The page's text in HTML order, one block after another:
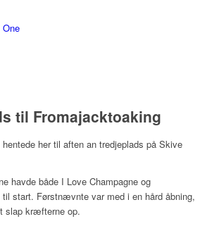
til Fromajacktoaking
her til aften an tredjeplads på Skive
havde både I Love Champagne og
til start. Førstnævnte var med i en hård åbning,
slap kræfterne op.